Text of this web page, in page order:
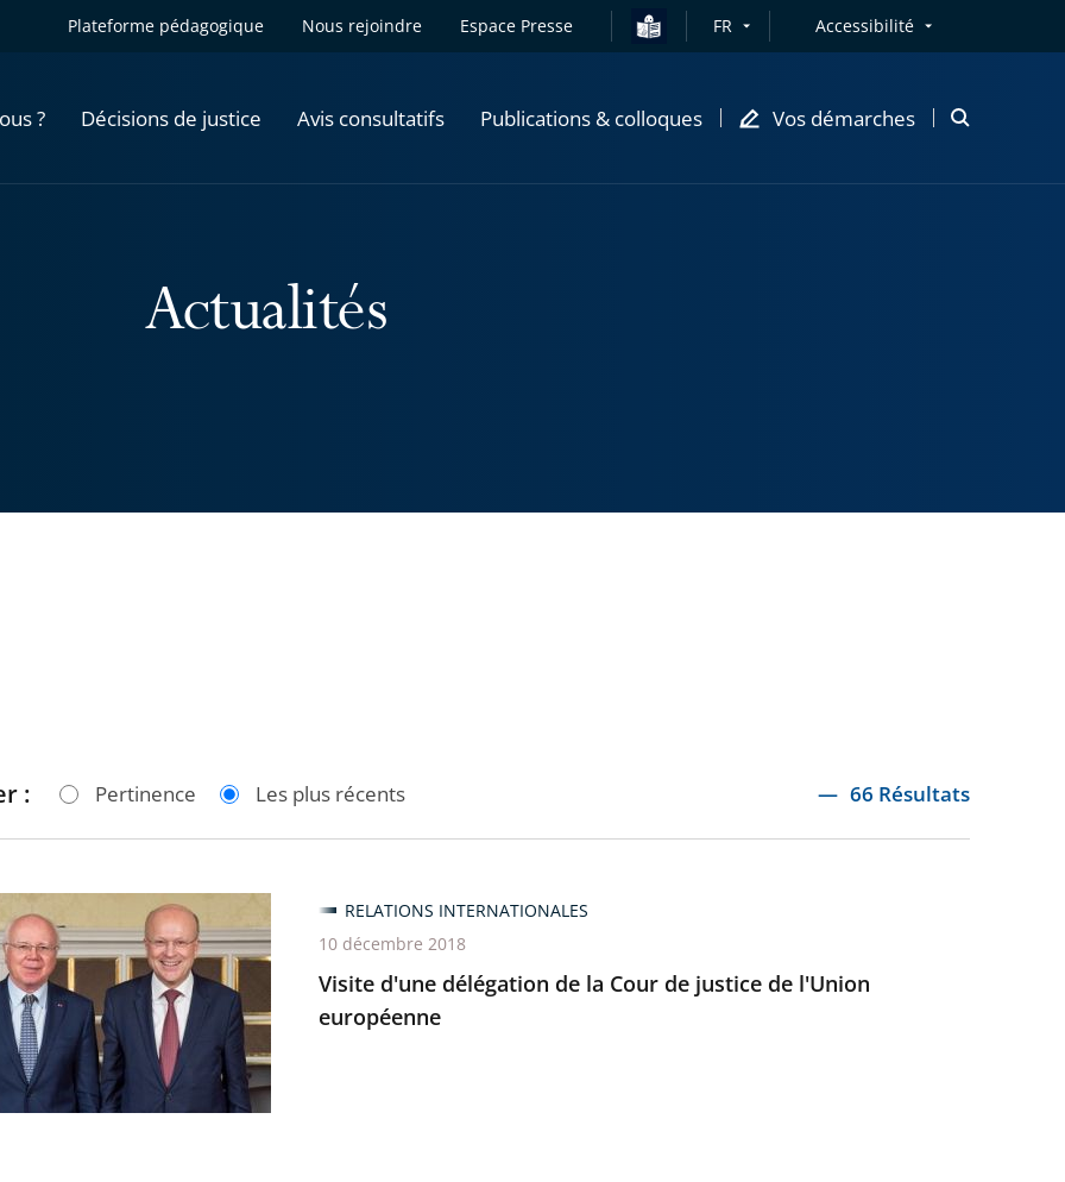
Plateforme pédagogique Nous rejoindre Espace Presse FR Accessibilité
? Décisions de justice Avis consultatifs Publications & colloques Vos démarches
Ouvrir
Actualités
: Pertinence Les plus récents 66 Résultats
Visite d'une délégation de la Cour de justice de l'Union
européenne
RELATIONS INTERNATIONALES
10 décembre 2018